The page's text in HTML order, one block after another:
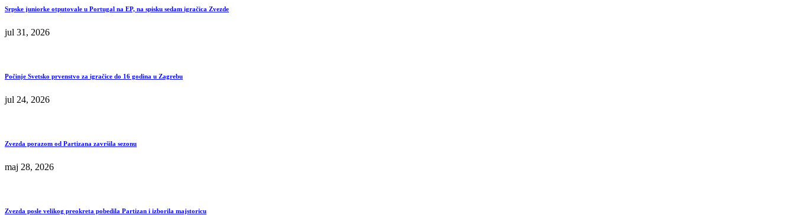
Srpske juniorke otputovale u Portugal na EP, na spisku sedam igračica Zvezde
jul 31, 2026
Počinje Svetsko prvenstvo za igračice do 16 godina u Zagrebu
jul 24, 2026
Zvezda porazom od Partizana završila sezonu
maj 28, 2026
Zvezda posle velikog preokreta pobedila Partizan i izborila majstoricu